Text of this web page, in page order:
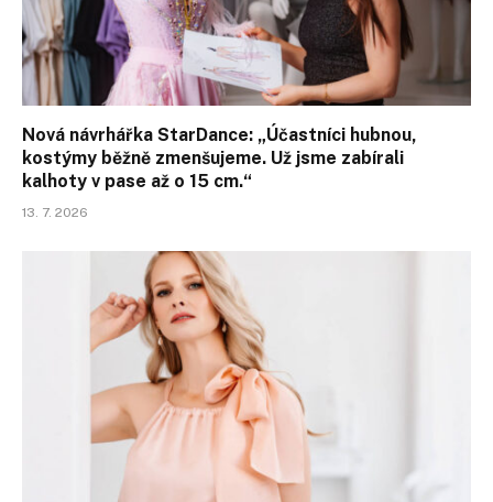
Nová návrhářka StarDance: „Účastníci hubnou,
kostýmy běžně zmenšujeme. Už jsme zabírali
kalhoty v pase až o 15 cm.“
13. 7. 2026